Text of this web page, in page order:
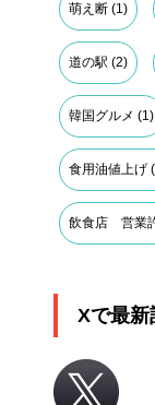
萌え断 (1)
道の駅 (2)
韓国グルメ (1)
食用油値上げ
飲食店 営業
Xで最新